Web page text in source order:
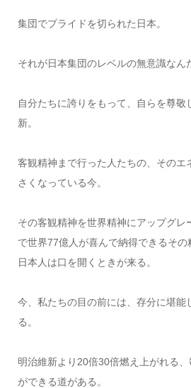
集団でプライドを切られた日本。
それが日本集団のレベルの無意識なん
自分たちに誇りをもって、自らを尊敬
新。
客観精神まで行った人たちの、そのエ
さくなっている今。
その客観精神を世界精神にアップグレ
で世界77億人が喜んで納得できるその
日本人は口を開くときが来る。
今、私たちの目の前には、存分に堪能
る。
明治維新より20倍30倍燃え上がれる
ができる道がある。